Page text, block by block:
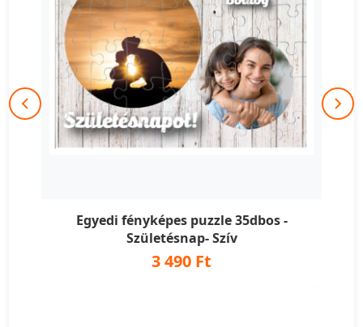
Egyedi fényképes puzzle 35dbos -
Születésnap- Szív
3 490 Ft